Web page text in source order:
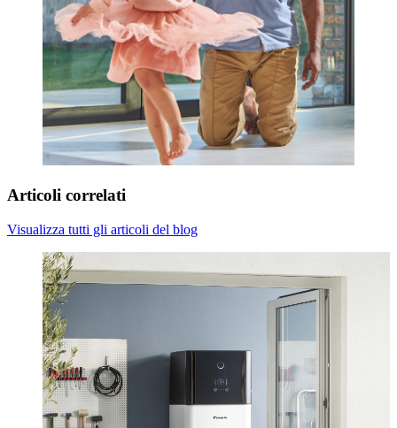
Articoli correlati
Visualizza tutti gli articoli del blog